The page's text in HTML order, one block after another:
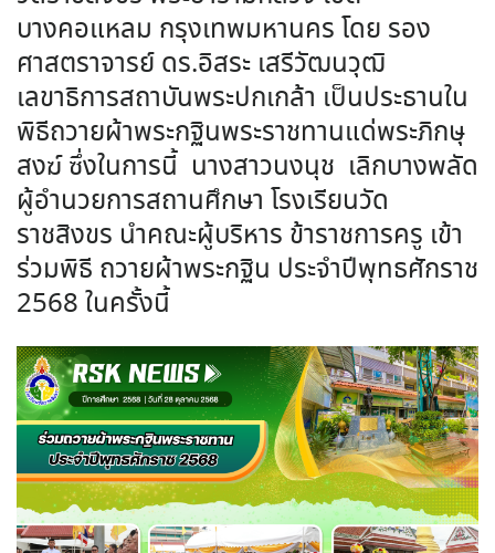
บางคอแหลม กรุงเทพมหานคร โดย รอง
ศาสตราจารย์ ดร.อิสระ เสรีวัฒนวุฒิ
เลขาธิการสถาบันพระปกเกล้า เป็นประธานใน
พิธีถวายผ้าพระกฐินพระราชทานแด่พระภิกษุ
สงฆ์ ซึ่งในการนี้ นางสาวนงนุช เลิกบางพลัด
ผู้อำนวยการสถานศึกษา โรงเรียนวัด
ราชสิงขร นำคณะผู้บริหาร ข้าราชการครู เข้า
ร่วมพิธี ถวายผ้าพระกฐิน ประจำปีพุทธศักราช
2568 ในครั้งนี้